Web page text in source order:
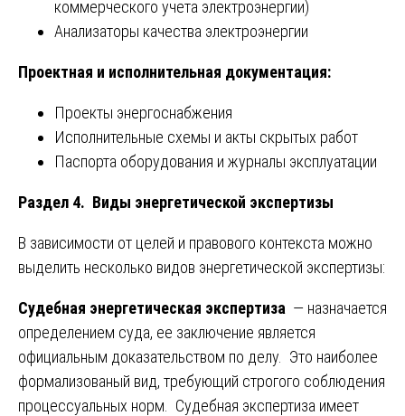
коммерческого учета электроэнергии)
Анализаторы качества электроэнергии
Проектная и исполнительная документация:
Проекты энергоснабжения
Исполнительные схемы и акты скрытых работ
Паспорта оборудования и журналы эксплуатации
Раздел 4. Виды энергетической экспертизы
В зависимости от целей и правового контекста можно
выделить несколько видов энергетической экспертизы:
Судебная энергетическая экспертиза — назначается
определением суда, ее заключение является
официальным доказательством по делу. Это наиболее
формализованый вид, требующий строгого соблюдения
процессуальных норм. Судебная экспертиза имеет